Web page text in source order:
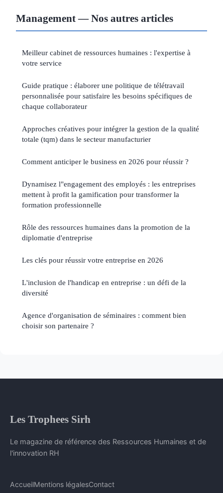
Management — Nos autres articles
Meilleur cabinet de ressources humaines : l'expertise à
votre service
Guide pratique : élaborer une politique de télétravail
personnalisée pour satisfaire les besoins spécifiques de
chaque collaborateur
Approches créatives pour intégrer la gestion de la qualité
totale (tqm) dans le secteur manufacturier
Comment anticiper le business en 2026 pour réussir ?
Dynamisez l"engagement des employés : les entreprises
mettent à profit la gamification pour transformer la
formation professionnelle
Rôle des ressources humaines dans la promotion de la
diplomatie d'entreprise
Les clés pour réussir votre entreprise en 2026
L'inclusion de l'handicap en entreprise : un défi de la
diversité
Agence d'organisation de séminaires : comment bien
choisir son partenaire ?
Les Trophees Sirh
Le magazine de référence des Ressources Humaines et de
l'innovation RH
AccueilMentions légalesContact